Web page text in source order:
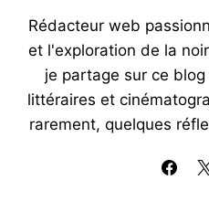
Rédacteur web
et l'exploration de la
je partage sur ce
littéraires et
rarement, quelques